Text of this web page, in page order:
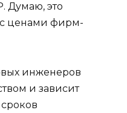
Думаю, это
с ценами фирм-
инженеров
и зависит